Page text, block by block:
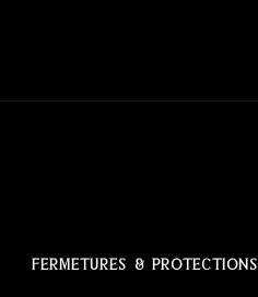
FERMETURES & PROTECTIONS